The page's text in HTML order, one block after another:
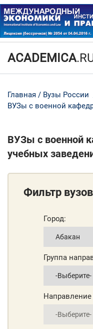
ACADEMICA
Главная
Вузы России
ВУЗы с военной
ВУЗы с военной
учебных
Фильтр вузов
Город:
Группа
Направление
Да